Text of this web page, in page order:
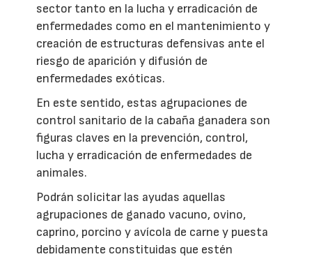
sector tanto en la lucha y erradicación de
enfermedades como en el mantenimiento y
creación de estructuras defensivas ante el
riesgo de aparición y difusión de
enfermedades exóticas.
En este sentido, estas agrupaciones de
control sanitario de la cabaña ganadera son
figuras claves en la prevención, control,
lucha y erradicación de enfermedades de
animales.
Podrán solicitar las ayudas aquellas
agrupaciones de ganado vacuno, ovino,
caprino, porcino y avícola de carne y puesta
debidamente constituidas que estén